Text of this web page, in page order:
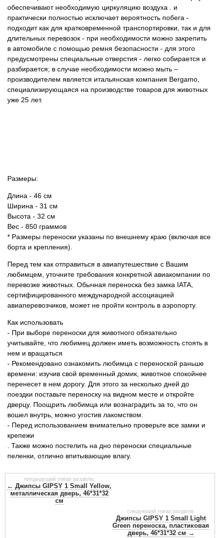
обеспечивают необходимую циркуляцию воздуха
. и
практически полностью исключает вероятность побега -
подходит как для кратковременной транспортировки, так и для
длительных перевозок - при необходимости можно закрепить
в автомобиле с помощью ремня безопасности - для этого
предусмотрены специальные отверстия - легко собирается и
разбирается; в случае необходимости можно мыть –
производителем является итальянская компания Bergamo,
специализирующаяся на производстве товаров для животных
уже 25 лет.
Размеры:
Длина - 46 см
Ширина - 31 см
Высота - 32 см
Вес - 850 граммов
* Размеры переноски указаны по внешнему краю (включая все
борта и крепления).
Перед тем как отправиться в авиапутешествие с Вашим
любимцем, уточните требования конкретной авиакомпании по
перевозке животных. Обычная переноска без замка IATA,
сертифицированного международной ассоциацией
авиаперевозчиков, может не пройти контроль в аэропорту.
Как использовать
- При выборе переноски для животного обязательно
учитывайте, что любимец должен иметь возможность стоять в
нем и вращаться
- Рекомендовано ознакомить любимца с переноской раньше
времени: изучив свой временный домик, животное спокойнее
перенесет в нем дорогу. Для этого за несколько дней до
поездки поставьте переноску на видном месте и откройте
дверцу. Поощрить любимца или вознаградить за то, что он
вошел внутрь, можно угостив лакомством.
- Перед использованием внимательно проверьте все замки и
крепежи
. Также можно постелить на дно переноски специальные
пеленки, отлично впитывающие влагу.
предыдущий товар раздела:
← Джипсы GIPSY 1 Small Yellow,
металлическая дверь, 46*31*32
см
следующий товар раздела:
Джипсы GIPSY 1 Small Light
Green переноска, пластиковая
дверь, 46*31*32 см →